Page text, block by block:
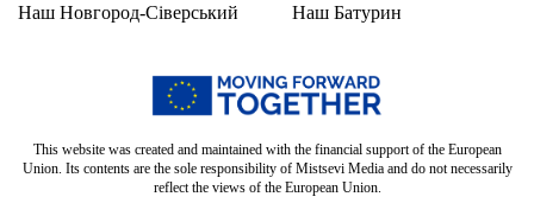
Наш Новгород-Сіверський Наш Батурин
This website was created and maintained with the financial support of the European
Union. Its contents are the sole responsibility of Mistsevi Media and do not necessarily
reflect the views of the European Union.